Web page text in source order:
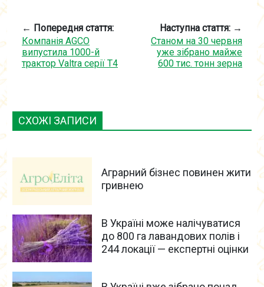
← Попередня стаття:
Компанія AGCO
випустила 1000-й
трактор Valtra серії T4
Наступна стаття: →
Станом на 30 червня
уже зібрано майже
600 тис. тонн зерна
СХОЖІ ЗАПИСИ
Аграрний бізнес повинен жити
гривнею
В Україні може налічуватися
до 800 га лавандових полів і
244 локації — експертні оцінки